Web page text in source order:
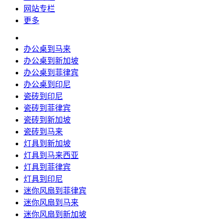
网站专栏
更多
办公桌到马来
办公桌到新加坡
办公桌到菲律宾
办公桌到印尼
瓷砖到印尼
瓷砖到菲律宾
瓷砖到新加坡
瓷砖到马来
灯具到新加坡
灯具到马来西亚
灯具到菲律宾
灯具到印尼
迷你风扇到菲律宾
迷你风扇到马来
迷你风扇到新加坡